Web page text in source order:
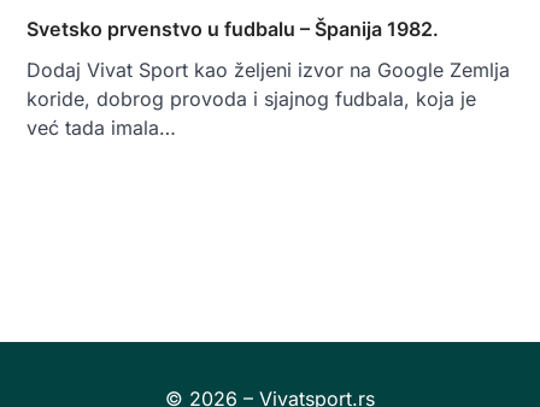
Svetsko prvenstvo u fudbalu – Španija 1982.
Dodaj Vivat Sport kao željeni izvor na Google Zemlja
koride, dobrog provoda i sjajnog fudbala, koja je
već tada imala…